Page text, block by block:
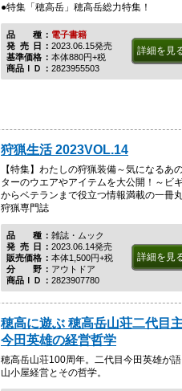
●特集「穂高岳」穂高岳総力特集！
品種電子書籍
発売日 2023.06.15発売
基準価格
本体880円+税
商品ＩＤ
2823955503
詳細を見
狩猟生活 2023VOL.14
【特集】わたしの狩猟装備～気になるあ
ターのウエアやアイテムを大公開！～ビ
からベテランまで役立つ情報満載の一冊
狩猟専門誌
品種雑誌・ムック
発売日 2023.06.14発売
販売価格
本体1,500円+税
分野アウトドア
商品ＩＤ
2823907780
詳細を見
穂高に遊ぶ 穂高岳山荘二代目
今田英雄の経営哲学
穂高岳山荘100周年。二代目今田英雄が語
山小屋経営とその哲学。